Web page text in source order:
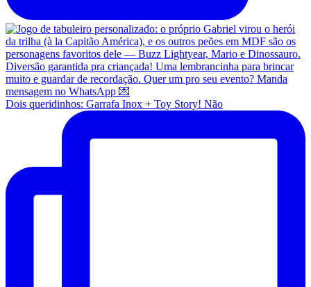
Dois queridinhos: Garrafa Inox + Toy Story! Não